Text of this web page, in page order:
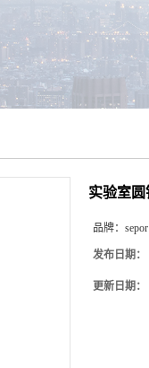
实验室圆
品牌： sepor
发布日期：
更新日期：